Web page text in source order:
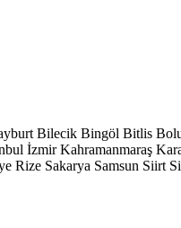
Bilecik Bingöl Bitlis
İzmir Kahramanmaraş
Rize Sakarya Samsun Siirt